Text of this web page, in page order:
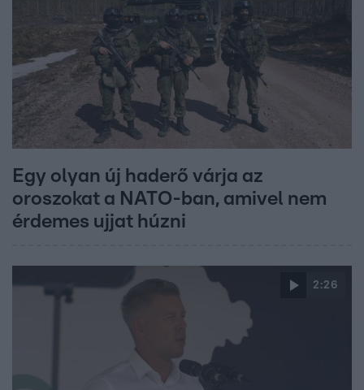
Egy olyan új haderő várja az
oroszokat a NATO-ban, amivel nem
érdemes ujjat húzni
2:26